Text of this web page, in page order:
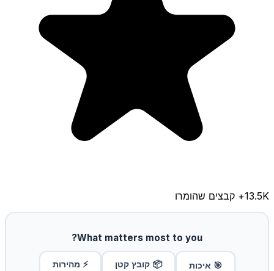
13.5K+ קבצים שהומרו
What matters most to you?
🎯 איכות 📦 קובץ קטן ⚡ מהירות